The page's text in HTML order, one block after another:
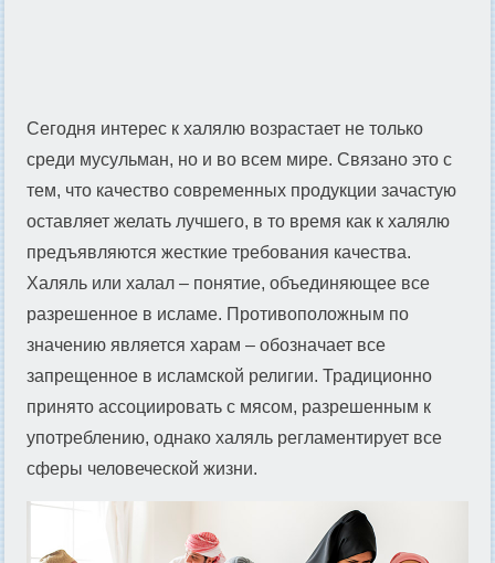
Сегодня интерес к халялю возрастает не только
среди мусульман, но и во всем мире. Связано это с
тем, что качество современных продукции зачастую
оставляет желать лучшего, в то время как к халялю
предъявляются жесткие требования качества.
Халяль или халал – понятие, объединяющее все
разрешенное в исламе. Противоположным по
значению является харам – обозначает все
запрещенное в исламской религии. Традиционно
принято ассоциировать с мясом, разрешенным к
употреблению, однако халяль регламентирует все
сферы человеческой жизни.